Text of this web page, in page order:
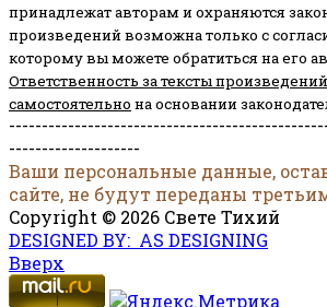
принадлежат авторам и охраняются
произведений возможна только с
которому вы можете обратиться на его
Ответственность за тексты
самостоятельно на основании
--------------------
Ваши персональные данные,
сайте, не будут переданы
Copyright © 2026 Свете Тихий
DESIGNED BY: AS DESIGNING
Вверх